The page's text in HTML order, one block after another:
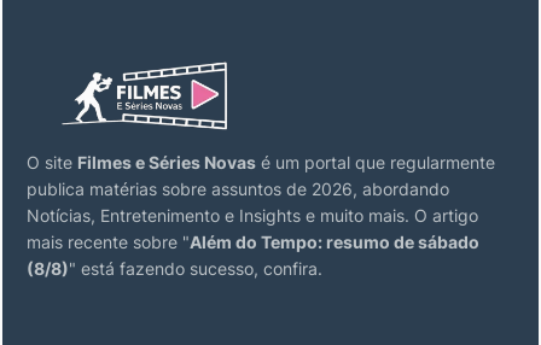
O site Filmes e Séries Novas é um portal que regularmente
publica matérias sobre assuntos de 2026, abordando
Notícias, Entretenimento e Insights e muito mais. O artigo
mais recente sobre "Além do Tempo: resumo de sábado
(8/8)" está fazendo sucesso, confira.